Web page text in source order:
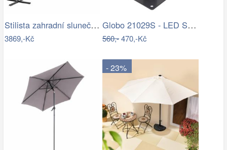
Stilista zahradní slunečník 350 cm…
3869,-Kč
Globo 21029S - LED Stm. nab. dot.…
560,-470,-Kč
- 23%